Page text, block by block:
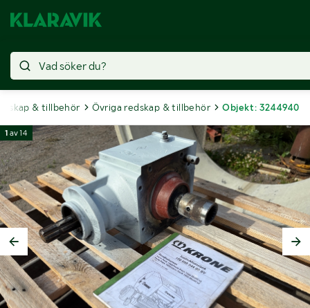
& tillbehör Övriga redskap & tillbehör Objekt: 3244940
1 av14